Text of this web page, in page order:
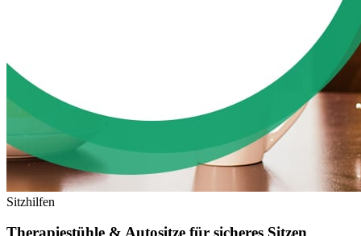
Sitzhilfen